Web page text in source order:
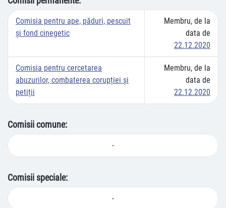
Comisia pentru ape, păduri, pescuit
și fond cinegetic
Membru, de la
data de
22.12.2020
Comisia pentru cercetarea
abuzurilor, combaterea corupției și
petiții
Membru, de la
data de
22.12.2020
Comisii comune:
-
Comisii speciale:
-